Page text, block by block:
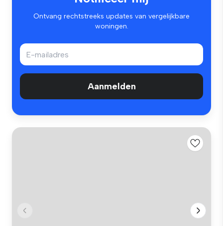
Ontvang rechtstreeks updates van vergelijkbare
woningen.
Aanmelden